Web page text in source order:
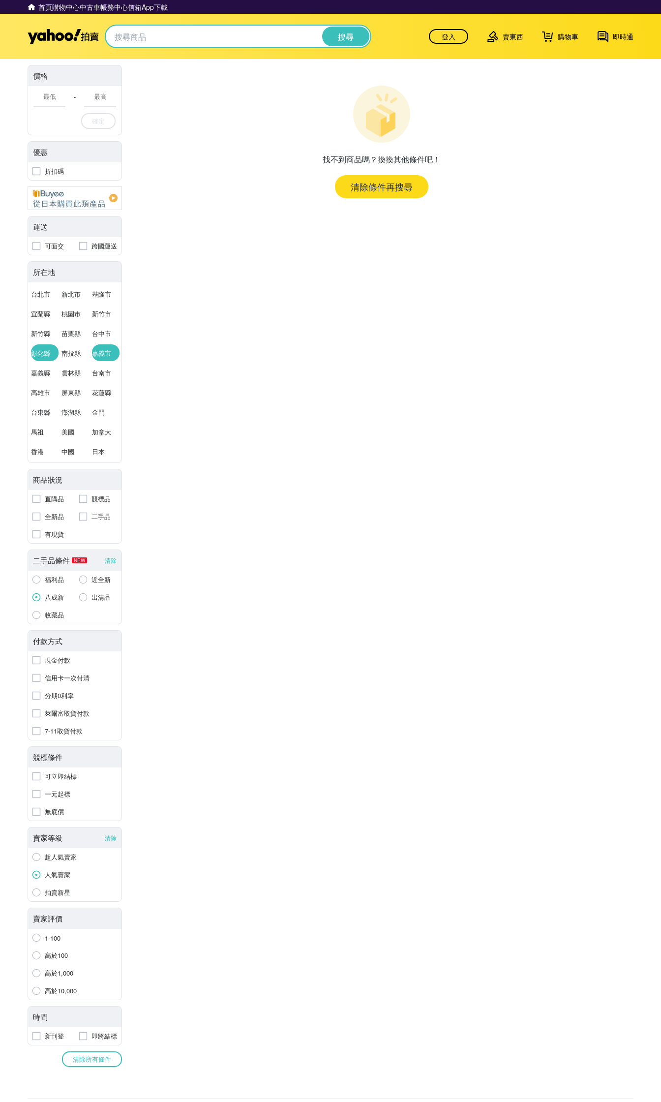
首頁購物中心中古車帳務中心信箱App下載
Yahoo拍賣 搜尋 登入 賣東西 購物車 即時通
價格
-
確定
優惠
折扣碼
運送
可面交 跨國運送
所在地
台北市 新北市 基隆市
宜蘭縣 桃園市 新竹市
新竹縣 苗栗縣 台中市
彰化縣 南投縣 嘉義市
嘉義縣 雲林縣 台南市
高雄市 屏東縣 花蓮縣
台東縣 澎湖縣 金門
馬祖 美國 加拿大
香港 中國 日本
商品狀況
直購品
競標品
全新品
二手品
有現貨
二手品條件 NEW 清除
福利品
近全新
八成新
出清品
收藏品
付款方式
現金付款
信用卡一次付清
分期0利率
萊爾富取貨付款
7-11取貨付款
競標條件
可立即結標
一元起標
無底價
賣家等級 清除
超人氣賣家
人氣賣家
拍賣新星
賣家評價
1-100
高於100
高於1,000
高於10,000
時間
新刊登 即將結標
清除所有條件
找不到商品嗎？換換其他條件吧！
清除條件再搜尋